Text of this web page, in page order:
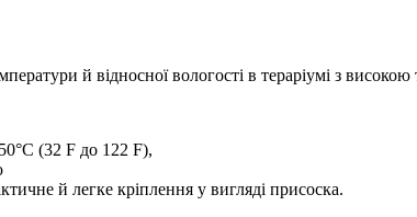
й відносної вологості в тераріумі з високою
(32 F до 122 F),
й легке кріплення у вигляді присоска.